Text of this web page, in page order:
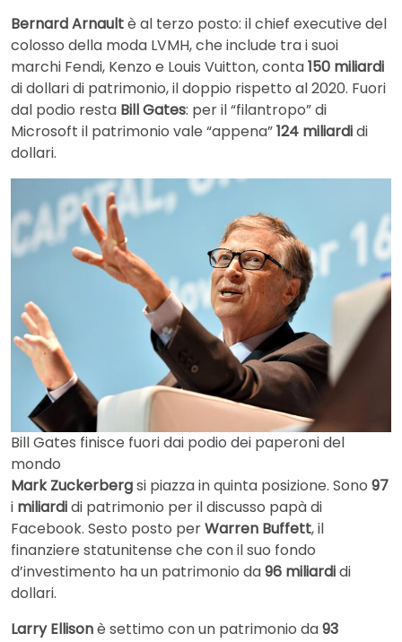
Bernard Arnaultè al terzo posto: il chief executive del
colosso della moda LVMH, che include tra i suoi
marchi Fendi, Kenzo e Louis Vuitton, conta150 miliardi
di dollari di patrimonio, il doppio rispetto al 2020. Fuori
dal podio resta Bill Gates: per il “filantropo” di
Microsoft il patrimonio vale “appena”124 miliardidi
dollari.
Bill Gates finisce fuori dai podio dei paperoni del
mondo
Mark Zuckerbergsi piazza in quinta posizione. Sono 97
i miliardidi patrimonio per il discusso papà di
Facebook. Sesto posto perWarren Buffett, il
finanziere statunitense che con il suo fondo
d’investimento ha un patrimonio da96 miliardidi
dollari.
Larry Ellisonè settimo con un patrimonio da93